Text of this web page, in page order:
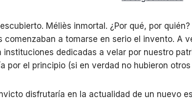
Méliès inmortal. ¿Por qué, por
comenzaban a tomarse en serio el invento. A
instituciones dedicadas a velar por nuestro
por el principio (si en verdad no hubieron
disfrutaría en la actualidad de un nuevo